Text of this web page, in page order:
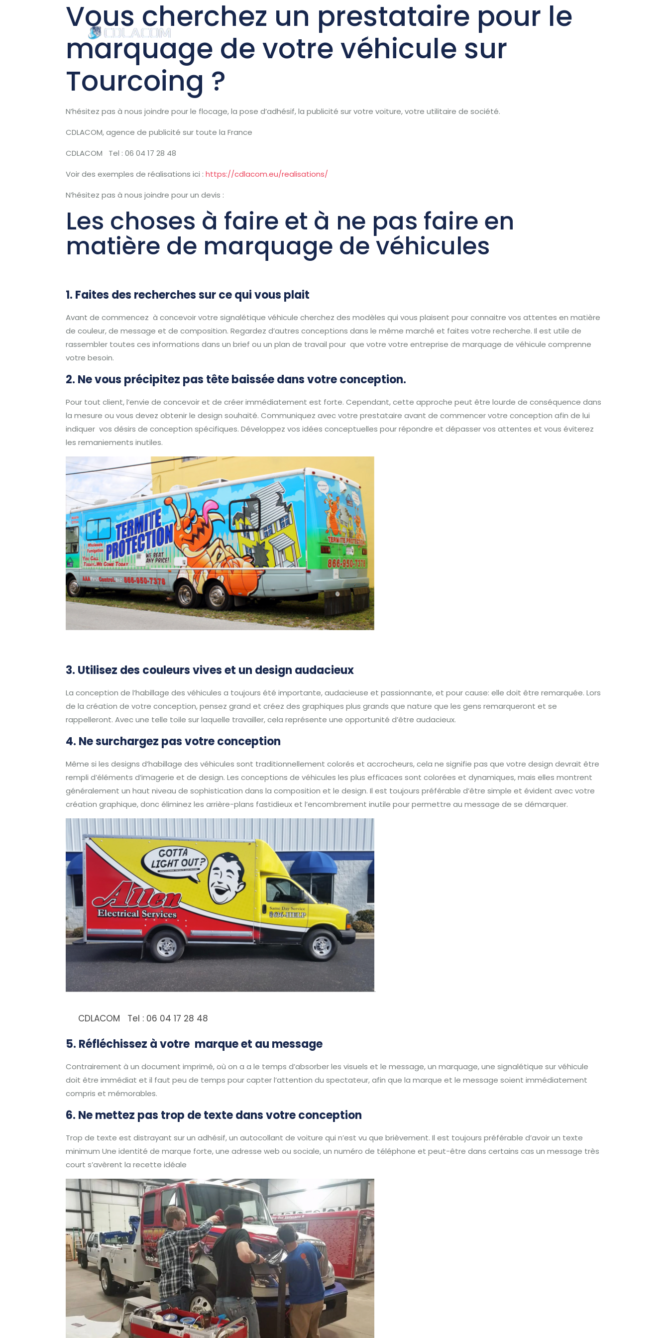
L ‘Equipe Autres services
Vous cherchez un prestataire pour le
marquage de votre véhicule sur
Tourcoing ?
N’hésitez pas à nous joindre pour le flocage, la pose d’adhésif, la publicité sur votre voiture, votre utilitaire de société.
CDLACOM, agence de publicité sur toute la France
CDLACOM Tel : 06 04 17 28 48
Voir des exemples de réalisations ici :https://cdlacom.eu/realisations/
N’hésitez pas à nous joindre pour un devis :
Les choses à faire et à ne pas faire en
matière de marquage de véhicules
1. Faites des recherches sur ce qui vous plait
Avant de commencez à concevoir votre signalétique véhicule cherchez des modèles qui vous plaisent pour connaitre vos attentes en matière
de couleur, de message et de composition. Regardez d’autres conceptions dans le même marché et faites votre recherche. Il est utile de
rassembler toutes ces informations dans un brief ou un plan de travail pour que votre votre entreprise de marquage de véhicule comprenne
votre besoin.
2. Ne vous précipitez pas tête baissée dans votre conception.
Pour tout client, l’envie de concevoir et de créer immédiatement est forte. Cependant, cette approche peut être lourde de conséquence dans
la mesure ou vous devez obtenir le design souhaité. Communiquez avec votre prestataire avant de commencer votre conception afin de lui
indiquer vos désirs de conception spécifiques. Développez vos idées conceptuelles pour répondre et dépasser vos attentes et vous éviterez
les remaniements inutiles.
3. Utilisez des couleurs vives et un design audacieux
La conception de l’habillage des véhicules a toujours été importante, audacieuse et passionnante, et pour cause: elle doit être remarquée. Lors
de la création de votre conception, pensez grand et créez des graphiques plus grands que nature que les gens remarqueront et se
rappelleront. Avec une telle toile sur laquelle travailler, cela représente une opportunité d’être audacieux.
4. Ne surchargez pas votre conception
Même si les designs d’habillage des véhicules sont traditionnellement colorés et accrocheurs, cela ne signifie pas que votre design devrait être
rempli d’éléments d’imagerie et de design. Les conceptions de véhicules les plus efficaces sont colorées et dynamiques, mais elles montrent
généralement un haut niveau de sophistication dans la composition et le design. Il est toujours préférable d’être simple et évident avec votre
création graphique, donc éliminez les arrière-plans fastidieux et l’encombrement inutile pour permettre au message de se démarquer.
.
CDLACOM Tel : 06 04 17 28 48
5. Réfléchissez à votre marque et au message
Contrairement à un document imprimé, où on a a le temps d’absorber les visuels et le message, un marquage, une signalétique sur véhicule
doit être immédiat et il faut peu de temps pour capter l’attention du spectateur, afin que la marque et le message soient immédiatement
compris et mémorables.
6. Ne mettez pas trop de texte dans votre conception
Trop de texte est distrayant sur un adhésif, un autocollant de voiture qui n’est vu que brièvement. Il est toujours préférable d’avoir un texte
minimum Une identité de marque forte, une adresse web ou sociale, un numéro de téléphone et peut-être dans certains cas un message très
court s’avèrent la recette idéale